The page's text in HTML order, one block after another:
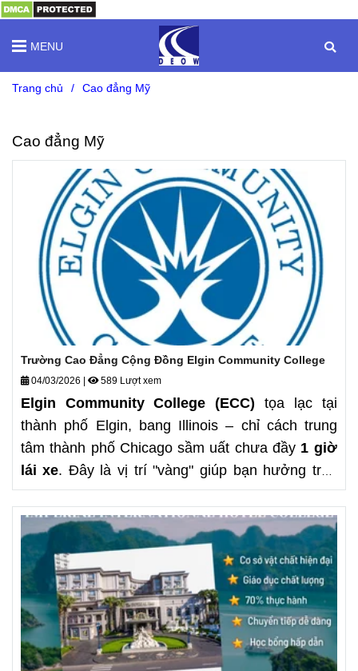
MENU
Trang chủ / Cao đẳng Mỹ
Cao đẳng Mỹ
Trường Cao Đẳng Cộng Đồng Elgin Community College
04/03/2026 | 589 Lượt xem
Elgin Community College (ECC) tọa lạc tại
thành phố Elgin, bang Illinois – chỉ cách trung
tâm thành phố Chicago sầm uất chưa đầy 1 giờ
lái xe. Đây là vị trí "vàng" giúp bạn hưởng trọn
tiện ích của thành phố lớn thứ 3 nước Mỹ nhưng
với chi phí sinh hoạt cực kỳ dễ thở. Một môi
trường học tập yên bình, an toàn và cực kỳ hiện
đại đang chờ đón bạn tại vùng đất ước mơ này.